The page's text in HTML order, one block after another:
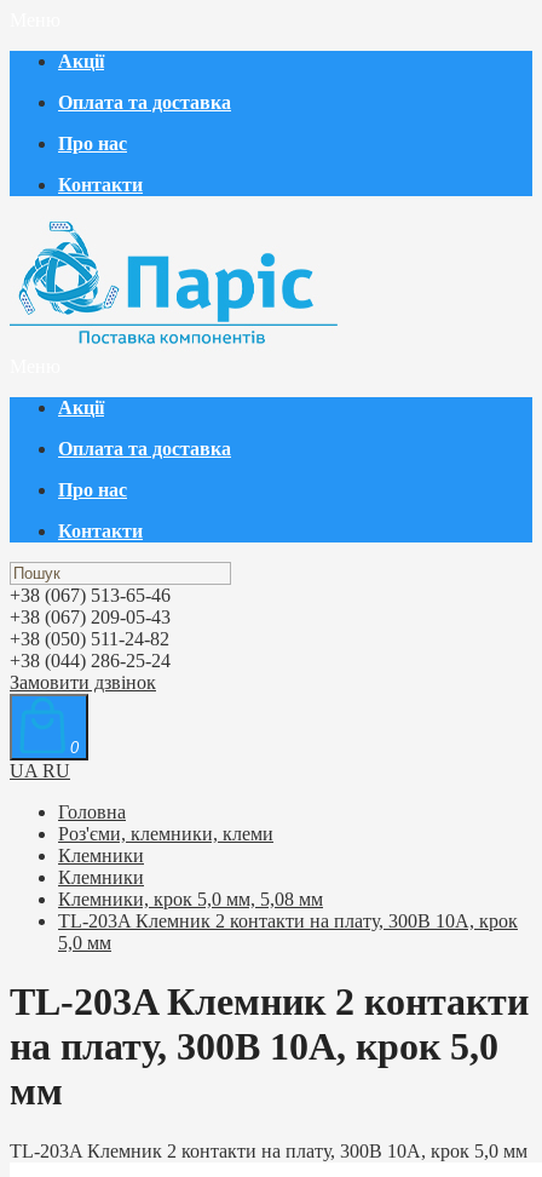
Акції
Оплата та доставка
Про нас
Контакти
Акції
Оплата та доставка
Про нас
Контакти
+38 (067) 513-65-46
+38 (067) 209-05-43
+38 (050) 511-24-82
+38 (044) 286-25-24
Замовити дзвінок
0
UA RU
Головна
Роз'єми, клемники, клеми
Клемники
Клемники
Клемники, крок 5,0 мм, 5,08 мм
TL-203A Клемник 2 контакти на плату, 300В 10А, крок
5,0 мм
TL-203A Клемник 2 контакти
на плату, 300В 10А, крок 5,0
мм
TL-203A Клемник 2 контакти на плату, 300В 10А, крок 5,0 мм